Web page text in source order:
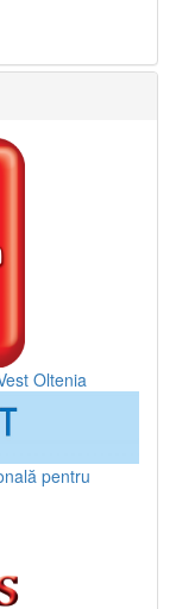
Oltenia
pentru